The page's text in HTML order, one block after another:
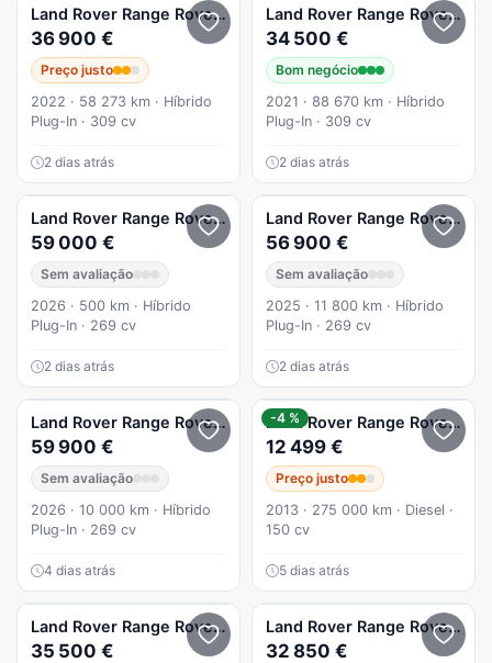
Land Rover Range Rover Evoque P300e R-Dynamic SE
36 900 €
Preço justo
2022 · 58 273 km · Híbrido
Plug-In · 309 cv
2 dias atrás
Land Rover Range Rover Evoque
34 500 €
Bom negócio
2021 · 88 670 km · Híbrido
Plug-In · 309 cv
2 dias atrás
Land Rover Range Rover Evoque 1.5 P270e AWD S Auto
59 000 €
Sem avaliação
2026 · 500 km · Híbrido
Plug-In · 269 cv
2 dias atrás
Land Rover Range Rover Evoque
56 900 €
Sem avaliação
2025 · 11 800 km · Híbrido
Plug-In · 269 cv
2 dias atrás
Land Rover Range Rover Evoque 1.5 P270e AWD S Auto
59 900 €
Sem avaliação
2026 · 10 000 km · Híbrido
Plug-In · 269 cv
4 dias atrás
-4 %
Land Rover Range Rover Evoque
12 499 €
Preço justo
2013 · 275 000 km · Diesel ·
150 cv
5 dias atrás
Land Rover Range Rover Evoque P300e R-Dynamic S
35 500 €
Land Rover Range Rover Evoque
32 850 €